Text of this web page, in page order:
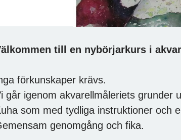
till en nybörjarkurs i
förkunskaper krävs.
går igenom akvarellmåleriets grunder
som med tydliga instruktioner och
genomgång och fika.